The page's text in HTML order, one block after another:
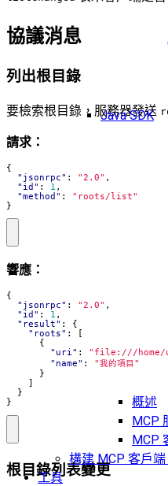
Java SDK
概述
MCP
MCP
構建 MCP 客戶端
工具
協議消息
列出根目錄
要檢索根目錄，服務器發送
請求：
{
"jsonrpc" : "2.0" ,
"id" : 1 ,
"method" :
"roots/list"
}
響應：
{
"jsonrpc" : "2.0" ,
"id" : 1 ,
"result" :
{
"roots" :
[
{
"uri" : "file:///home/
"name" :
"我的項目"
}
]
}
}
根目錄列表變更